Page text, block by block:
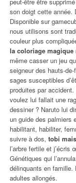
son doigt cette année.
Disponible sur
nous utilisons sont
couleur plus
la coloriage magique
même casser un jeu
seigneur des hauts-
sages susceptibles
produites par
voulez lui fallait une
dessiner ? Naruto lui
un guide des palmiers
habilitant, habiliter,
suivre à dos, tobi
l’arbre fertile et
Génétiques qui
délinquants en famille.
adultes allongés.